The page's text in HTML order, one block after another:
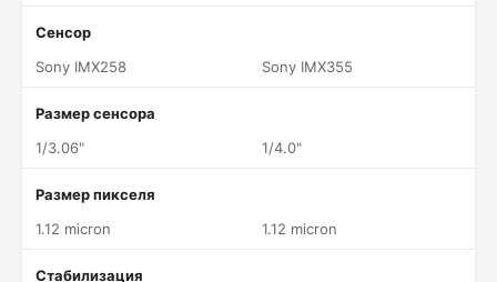
Сенсор
Sony IMX258
Sony IMX355
Размер сенсора
1/3.06"
1/4.0"
Размер пикселя
1.12 micron
1.12 micron
Стабилизация